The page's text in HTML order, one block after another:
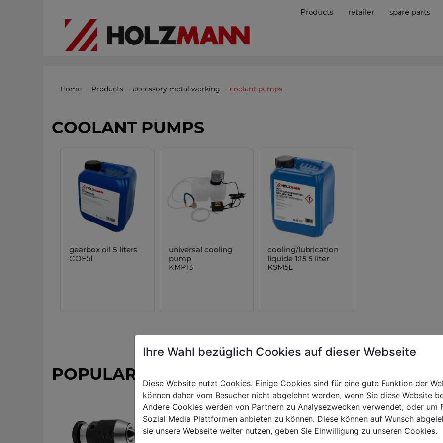
Products retailer spare parts
Home Products accessory metal working coolant pumps
COOLANT PUMPS
gearbox oil 5 liters
GOE5L
universal cooling
pump
KMP13
cooling/lubrication
liquide 1:15 5 liter
KSM5L
POPULAR PRODUCTS
Ihre Wahl bezüglich Cookies auf dieser Webseite
Diese Website nutzt Cookies. Einige Cookies sind für eine gute Funktion der
können daher vom Besucher nicht abgelehnt werden, wenn Sie diese Website
Andere Cookies werden von Partnern zu Analysezwecken verwendet, oder um
Sozial Media Plattformen anbieten zu können. Diese können auf Wunsch
sie unsere Webseite weiter nutzen, geben Sie Einwilligung zu unseren Cookies.